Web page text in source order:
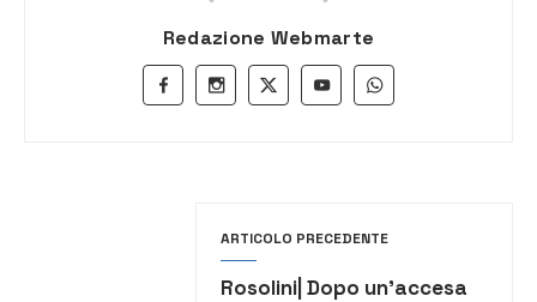
Redazione Webmarte
ARTICOLO PRECEDENTE
Rosolini| Dopo un’accesa